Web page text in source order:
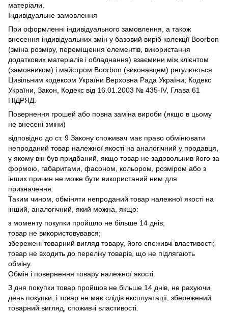
матеріали.
Індивідуальне замовлення
При оформленні індивідуального замовлення, а також
внесення індивідуальних змін у базовий виріб колекції Boorbon
(зміна розміру, переміщення елементів, використання
додаткових матеріалів і обладнання) взаємини між клієнтом
(замовником) і майстром Boorbon (виконавцем) регулюється
Цивільним кодексом України Верховна Рада України; Кодекс
України, Закон, Кодекс від 16.01.2003 № 435-IV, Глава 61
ПІДРЯД.
Повернення грошей або повна заміна вироби (якщо в цьому
не внесені зміни)
відповідно до ст. 9 Закону споживач має право обмінювати
непроданий товар належної якості на аналогічний у продавця,
у якому він був придбаний, якщо товар не задовольнив його за
формою, габаритами, фасоном, кольором, розміром або з
інших причин не може бути використаний ним для
призначення.
Таким чином, обміняти непроданий товар належної якості на
інший, аналогічний, який можна, якщо:
з моменту покупки пройшло не більше 14 днів;
товар не використовувався;
збережені товарний вигляд товару, його споживчі властивості;
товар не входить до переліку товарів, що не підлягають
обміну.
Обмін і повернення товару належної якості:
З дня покупки товар пройшов не більше 14 днів, не рахуючи
день покупки, і товар не має слідів експлуатації, збережений
товарний вигляд, споживчі властивості.